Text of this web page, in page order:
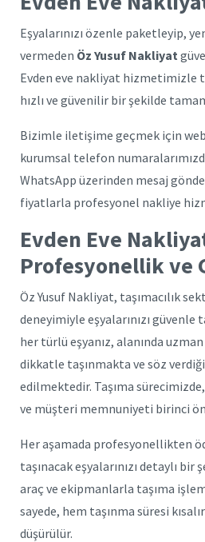
Eşyalarınızı özenle paketleyip,
vermeden Öz Yusuf Nakliyat
Evden eve nakliyat hizmetimizle
hızlı ve güvenilir bir şekilde
Bizimle iletişime geçmek için
kurumsal telefon
WhatsApp üzerinden mesaj
fiyatlarla profesyonel nakliye
Evden Eve
Profesyonellik ve
Öz Yusuf Nakliyat, taşımacılık
deneyimiyle eşyalarınızı güvenle
her türlü eşyanız, alanında
dikkatle taşınmakta ve söz
edilmektedir. Taşıma
ve müşteri memnuniyeti birinci
Her aşamada profesyonellikten
taşınacak eşyalarınızı detaylı
araç ve ekipmanlarla taşıma
sayede, hem taşınma süresi
düşürülür.